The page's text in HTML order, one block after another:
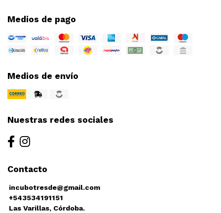
Medios de pago
Medios de envío
Nuestras redes sociales
Contacto
incubotresde@gmail.com
+543534191151
Las Varillas, Córdoba.